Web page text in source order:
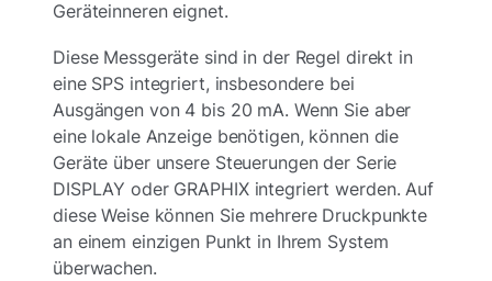
Geräteinneren eignet.
Diese Messgeräte sind in der Regel direkt in
eine SPS integriert, insbesondere bei
Ausgängen von 4 bis 20 mA. Wenn Sie aber
eine lokale Anzeige benötigen, können die
Geräte über unsere Steuerungen der Serie
DISPLAY oder GRAPHIX integriert werden. Auf
diese Weise können Sie mehrere Druckpunkte
an einem einzigen Punkt in Ihrem System
überwachen.